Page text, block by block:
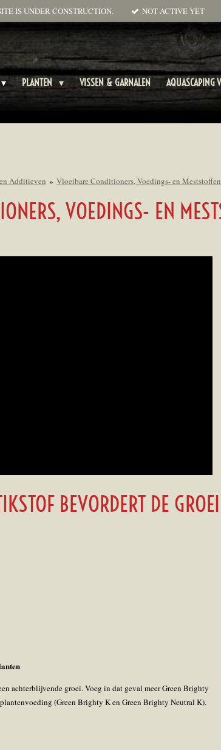
IS UNDER CONSTRUCTION. NOT ACTIVE YET
PLANTEN VISSEN & GARNALEN
AQUASCAPING
Additieven » Vloeibare Conditioners, Voedings- en Meststoffen
VOEDINGS- EN
BEVORDERT DE
achterblijvende groei. Voeg in dat geval meer Green Brighty
(Green Brighty K en Green Brighty Neutral K).